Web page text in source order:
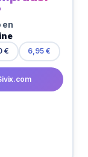
en
€ 6,95 €